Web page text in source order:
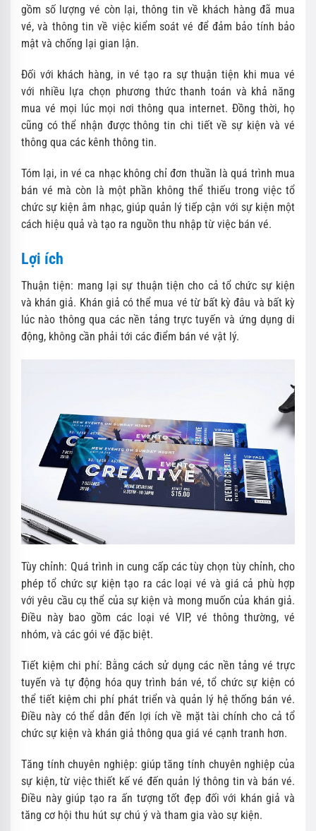
gồm số lượng vé còn lại, thông tin về khách hàng đã mua
vé, và thông tin về việc kiểm soát vé để đảm bảo tính bảo
mật và chống lại gian lận.
Đối với khách hàng, in vé tạo ra sự thuận tiện khi mua vé
với nhiều lựa chọn phương thức thanh toán và khả năng
mua vé mọi lúc mọi nơi thông qua internet. Đồng thời, họ
cũng có thể nhận được thông tin chi tiết về sự kiện và vé
thông qua các kênh thông tin.
Tóm lại, in vé ca nhạc không chỉ đơn thuần là quá trình mua
bán vé mà còn là một phần không thể thiếu trong việc tổ
chức sự kiện âm nhạc, giúp quản lý tiếp cận với sự kiện một
cách hiệu quả và tạo ra nguồn thu nhập từ việc bán vé.
Lợi ích
Thuận tiện: mang lại sự thuận tiện cho cả tổ chức sự kiện
và khán giả. Khán giả có thể mua vé từ bất kỳ đâu và bất kỳ
lúc nào thông qua các nền tảng trực tuyến và ứng dụng di
động, không cần phải tới các điểm bán vé vật lý.
Tùy chỉnh: Quá trình in cung cấp các tùy chọn tùy chỉnh, cho
phép tổ chức sự kiện tạo ra các loại vé và giá cả phù hợp
với yêu cầu cụ thể của sự kiện và mong muốn của khán giả.
Điều này bao gồm các loại vé VIP, vé thông thường, vé
nhóm, và các gói vé đặc biệt.
Tiết kiệm chi phí: Bằng cách sử dụng các nền tảng vé trực
tuyến và tự động hóa quy trình bán vé, tổ chức sự kiện có
thể tiết kiệm chi phí phát triển và quản lý hệ thống bán vé.
Điều này có thể dẫn đến lợi ích về mặt tài chính cho cả tổ
chức sự kiện và khán giả thông qua giá vé cạnh tranh hơn.
Tăng tính chuyên nghiệp: giúp tăng tính chuyên nghiệp của
sự kiện, từ việc thiết kế vé đến quản lý thông tin và bán vé.
Điều này giúp tạo ra ấn tượng tốt đẹp đối với khán giả và
tăng cơ hội thu hút sự chú ý và tham gia vào sự kiện.